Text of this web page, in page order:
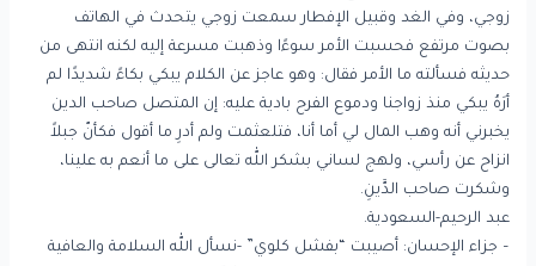
زوجي، وفي الغد وقبيل الإفطار سمعت زوجي يتحدث في الهاتف
بصوت مرتفع فحسبت الأمر سوءًا وذهبت مسرعة إليه لكنه انتهى من
حديثه فسألته ما الأمر فقال: وهو عاجز عن الكلام يبكي بكاءً شديدًا لم
أرَهُ يبكي منذ زواجنا ودموع الفرح بادية عليه: إن المتصل صاحب الدين
يخبرني أنه وهب المال لي أما أنا، فتلعثمت ولم أدرِ ما أقول فكأنّ جبلاً
انزاح عن رأسي، ولهج لساني بشكر الله تعالى على ما أنعم به علينا،
وشكرت صاحب الدَّينِ.
عبد الرحيم-السعودية.
– جزاء الإحسان: أصيبت “بفشل كلوي” -نسأل الله السلامة والعافية